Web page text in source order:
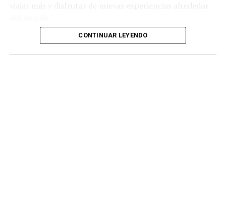
CONTINUAR LEYENDO